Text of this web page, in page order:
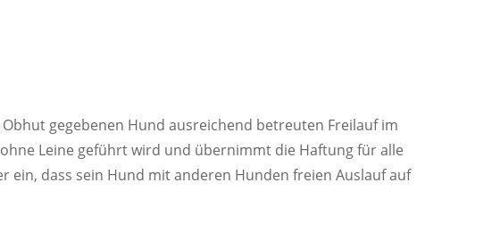
gegebenen Hund ausreichend betreuten Freilauf im
Leine geführt wird und übernimmt die Haftung für alle
dass sein Hund mit anderen Hunden freien Auslauf auf